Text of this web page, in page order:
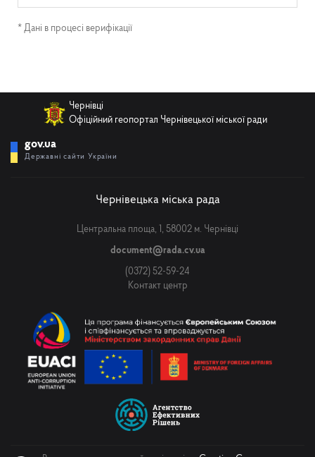
* Дані в процесі верифікації
Чернівці
Офіційний геопортал Чернівецької міської ради
gov.ua
Державні сайти України
Чернівецька міська рада
Центральна площа, 1, 58002 м. Чернівці
document@rada.cv.ua
(0372) 52-59-24
Контакт центр